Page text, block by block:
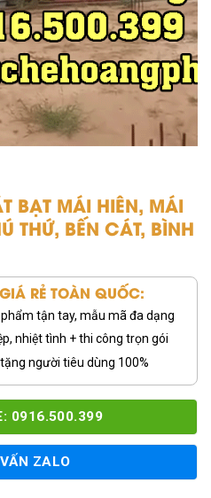
BẠT MÁI HIÊN, MÁI
THỨ, BẾN CÁT, BÌNH
RẺ TOÀN QUỐC:
tận tay, mẫu mã đa dạng
nhiệt tình + thi công trọn gói
người tiêu dùng 100%
0916.500.399
ZALO